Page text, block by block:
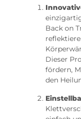
Back on
Dieser
fördern,
den